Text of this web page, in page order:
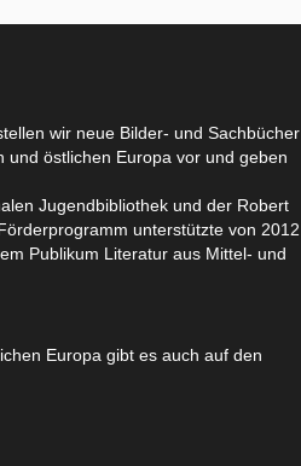
wir neue Bilder- und Sachbücher
östlichen Europa vor und geben
Jugendbibliothek und der Robert
unterstützte von 2012
Publikum Literatur aus Mittel- und
Europa gibt es auch auf den